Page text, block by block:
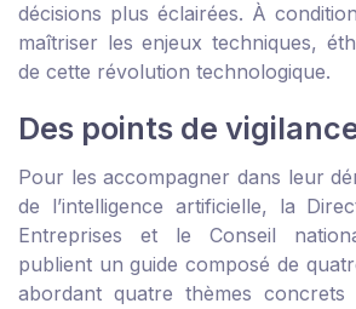
décisions plus éclairées. À
maîtriser les enjeux techniques,
de cette révolution technologique.
Des points de
Pour les accompagner dans leur
de l’intelligence artificielle, la
Entreprises et le Conseil
publient un guide composé de
abordant quatre thèmes